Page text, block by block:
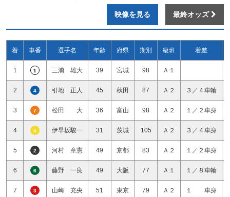
映像を見る 最終オッズ
着 車番 選手名 年齢 府県 期別 級班 着差
1 1 三浦 雄大 39 宮城 98 Ａ１
2 4 引地 正人 45 秋田 87 Ａ２ ３／４車輪
3 7 松田 大 36 富山 98 Ａ２ １／２車身
4 5 伊早坂駿一 31 茨城 105 Ａ２ ３／４車身
5 2 河村 章憲 49 京都 83 Ａ２ １／２車身
6 6 藤野 一良 49 大阪 77 Ａ１ １／８車輪
7 3 山崎 充央 51 東京 79 Ａ２ １ 車身